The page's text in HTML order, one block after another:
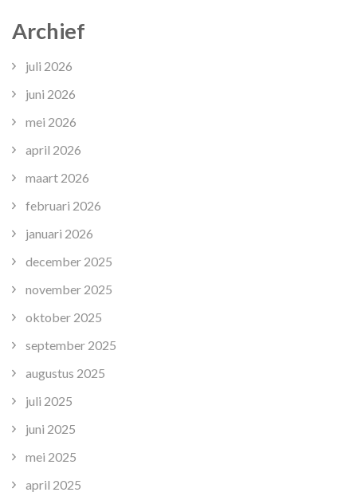
Archief
juli 2026
juni 2026
mei 2026
april 2026
maart 2026
februari 2026
januari 2026
december 2025
november 2025
oktober 2025
september 2025
augustus 2025
juli 2025
juni 2025
mei 2025
april 2025